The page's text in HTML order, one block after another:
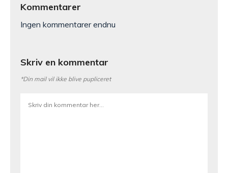
Kommentarer
Ingen kommentarer endnu
Skriv en kommentar
*Din mail vil ikke blive pupliceret